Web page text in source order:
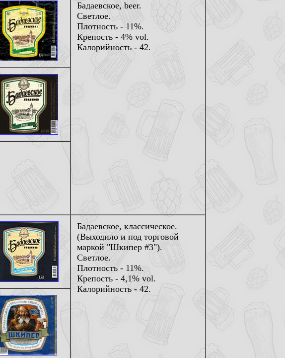
Бадаевское, beer.
Светлое.
Плотность - 11%.
Крепость - 4% vol.
Калорийность - 42.
Бадаевское, классическое.
(Выходило и под торговой
маркой "Шкипер #3").
Светлое.
Плотность - 11%.
Крепость - 4,1% vol.
Калорийность - 42.